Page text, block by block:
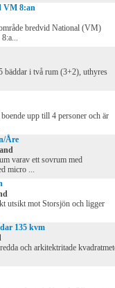
VM 8:an
bredvid National (VM)
bäddar i två rum (3+2), uthyres
upp till 4 personer och är
Åre
varav ett sovrum med
micro ...
utsikt mot Storsjön och ligger
135 kvm
och arkitektritade